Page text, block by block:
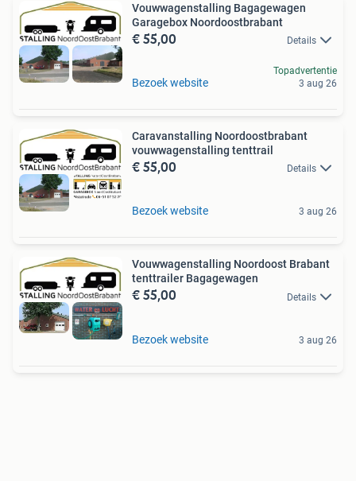
Vouwwagenstalling Bagagewagen
Garagebox Noordoostbrabant
€ 55,00 Details
Bezoek website
Topadvertentie
3 aug 26
Caravanstalling Noordoostbrabant
vouwwagenstalling tenttrail
€ 55,00 Details
Bezoek website 3 aug 26
Vouwwagenstalling Noordoost Brabant
tenttrailer Bagagewagen
€ 55,00 Details
Bezoek website 3 aug 26